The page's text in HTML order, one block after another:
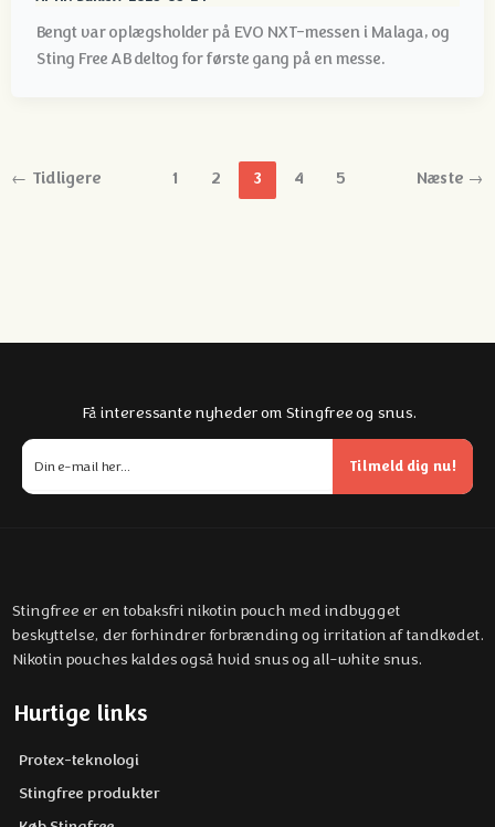
Bengt var oplægsholder på EVO NXT-messen i Malaga, og
Sting Free AB deltog for første gang på en messe.
← Tidligere 1 2 3 4 5 Næste →
Få interessante nyheder om Stingfree og snus.
Tilmeld dig nu!
Stingfree er en tobaksfri nikotin pouch med indbygget
beskyttelse, der forhindrer forbrænding og irritation af tandkødet.
Nikotin pouches kaldes også hvid snus og all-white snus.
Hurtige links
Protex-teknologi
Stingfree produkter